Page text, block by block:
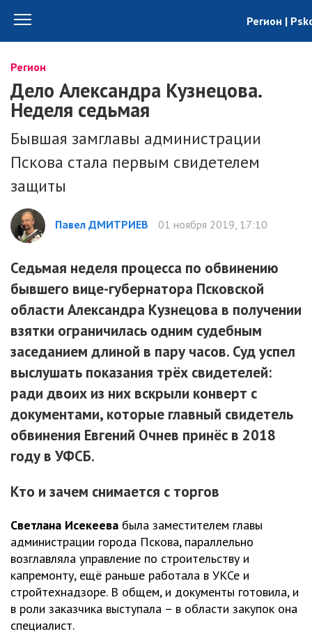
Регион |
Регион
Дело Александра Кузнецова.
Неделя седьмая
Бывшая замглавы администрации
Пскова стала первым свидетелем
защиты
Павел ДМИТРИЕВ 01 ноября 2019, 17:10
Седьмая неделя процесса по обвинению
бывшего вице-губернатора Псковской
области Александра Кузнецова в получении
взятки ограничилась одним судебным
заседанием длиной в пару часов. Суд успел
выслушать показания трёх свидетелей:
ради двоих из них вскрыли конверт с
документами, которые главный свидетель
обвинения Евгений Очнев принёс в 2018
году в УФСБ.
Кто и зачем снимается с торгов
Светлана Исекеева была заместителем главы
администрации города Пскова, параллельно
возглавляла управление по строительству и
капремонту, ещё раньше работала в УКСе и
стройтехнадзоре. В общем, и документы готовила, и
в роли заказчика выступала – в области закупок она
специалист.